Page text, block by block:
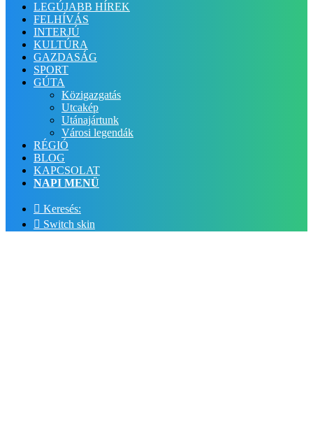
LEGÚJABB HÍREK
FELHÍVÁS
INTERJÚ
KULTÚRA
GAZDASÁG
SPORT
GÚTA
Közigazgatás
Utcakép
Utánajártunk
Városi legendák
RÉGIÓ
BLOG
KAPCSOLAT
NAPI MENÜ
Keresés:
Switch skin